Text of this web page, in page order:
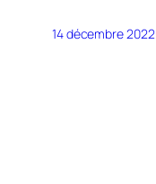
14 décembre 2022